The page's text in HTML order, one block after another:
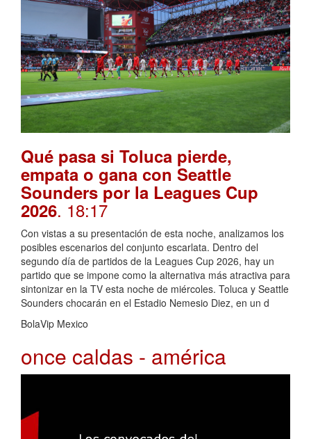
Qué pasa si Toluca pierde,
empata o gana con Seattle
Sounders por la Leagues Cup
2026. 18:17
Con vistas a su presentación de esta noche, analizamos los
posibles escenarios del conjunto escarlata. Dentro del
segundo día de partidos de la Leagues Cup 2026, hay un
partido que se impone como la alternativa más atractiva para
sintonizar en la TV esta noche de miércoles. Toluca y Seattle
Sounders chocarán en el Estadio Nemesio Diez, en un d
BolaVip Mexico
once caldas - américa